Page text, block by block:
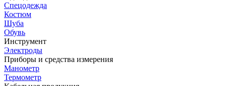
Спецодежда
Костюм
Шуба
Обувь
Инструмент
Электроды
Приборы и средства измерения
Манометр
Термометр